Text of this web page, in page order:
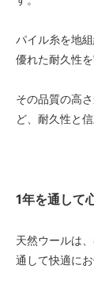
パイル糸を地
優れた耐久性を
その品質の高
ど、耐久性と
1年を通して
天然ウールは
通して快適に